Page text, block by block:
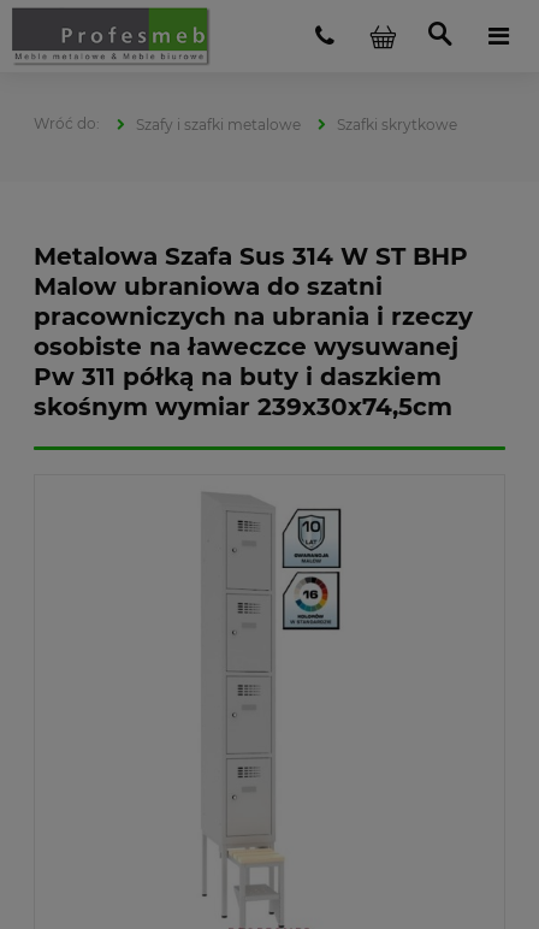
Szafy i szafki metalowe Szafki skrytkowe
Metalowa Szafa Sus 314 W ST BHP
Malow ubraniowa do szatni
pracowniczych na ubrania i rzeczy
osobiste na ławeczce wysuwanej
Pw 311 półką na buty i daszkiem
skośnym wymiar 239x30x74,5cm